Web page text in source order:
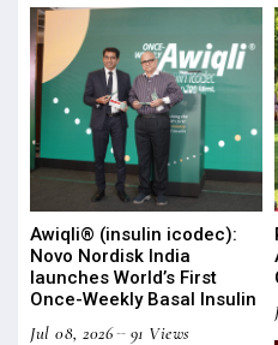
Awiqli® (insulin icodec):
Novo Nordisk India
launches World’s First
Once-Weekly Basal Insulin
Jul 08, 2026
91 Views